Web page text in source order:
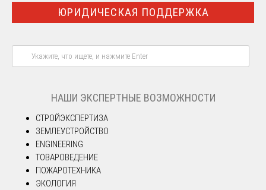
ЮРИДИЧЕСКАЯ ПОДДЕРЖКА
НАШИ ЭКСПЕРТНЫЕ ВОЗМОЖНОСТИ
СТРОЙЭКСПЕРТИЗА
ЗЕМЛЕУСТРОЙСТВО
ENGINEERING
ТОВАРОВЕДЕНИЕ
ПОЖАРОТЕХНИКА
ЭКОЛОГИЯ